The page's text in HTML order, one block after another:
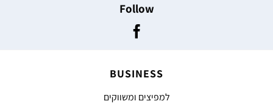
Follow
BUSINESS
למפיצים ומשווקים